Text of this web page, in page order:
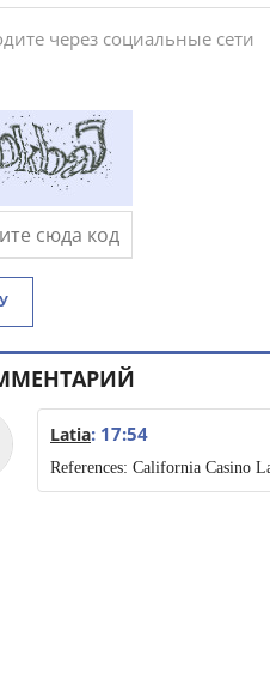
через социальные сети
Latia: 17:54
References: California Casino